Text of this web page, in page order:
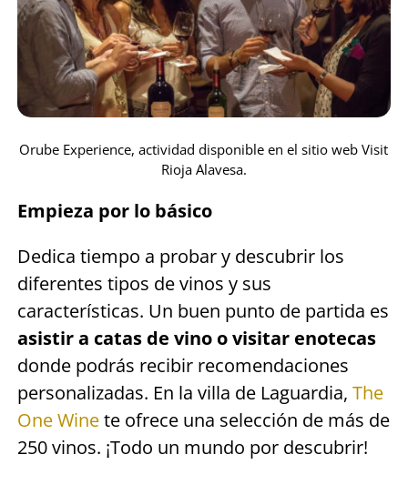
Orube Experience, actividad disponible en el sitio web Visit
Rioja Alavesa.
Empieza por lo básico
Dedica tiempo a probar y descubrir los
diferentes tipos de vinos y sus
características. Un buen punto de partida es
asistir a catas de vino o visitar enotecas
donde podrás recibir recomendaciones
personalizadas. En la villa de Laguardia, The
One Winete ofrece una selección de más de
250 vinos. ¡Todo un mundo por descubrir!